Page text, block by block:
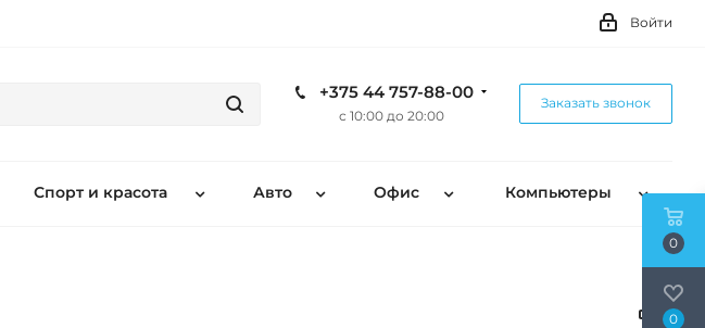
Войти
+375 44 757-88-00
с 10:00 до 20:00
Заказать звонок
Спорт и красота Авто Офис Компьютеры
0
0